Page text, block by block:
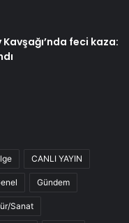
feci kaza:
CANLI YAYIN
Gündem
Sanat